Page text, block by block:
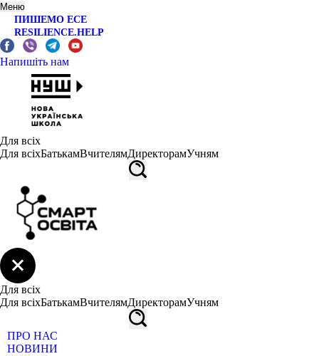
Меню
ПИШЕМО ЕСЕ
RESILIENCE.HELP
Напишіть нам
Для всіх
Для всіхБатькамВчителямДиректорамУчням
Для всіх
Для всіхБатькамВчителямДиректорамУчням
ПРО НАС
НОВИНИ